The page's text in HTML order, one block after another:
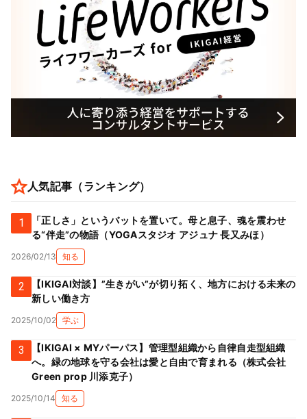
人気記事（ランキング）
1
「正しさ」というバットを置いて。母と息子、魂を震わせ
る“伴走”の物語（YOGAスタジオ アジュナ 長又みほ）
2026/02/13 知る
2
【IKIGAI対談】”生きがい”が切り拓く、地方における未来の
新しい働き方
2025/10/02 学ぶ
3
【IKIGAI × MYパーパス】管理型組織から自律自走型組織
へ。緑の地球を守る会社は愛と自由で育まれる（株式会社
Green prop 川添克子）
2025/10/14 知る